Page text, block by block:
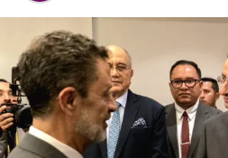
Dan a conocer servicios que
habilitados para las mujeres
DON'T MISS
Frenarán prácticas abusivas de
inmobiliarios contra la